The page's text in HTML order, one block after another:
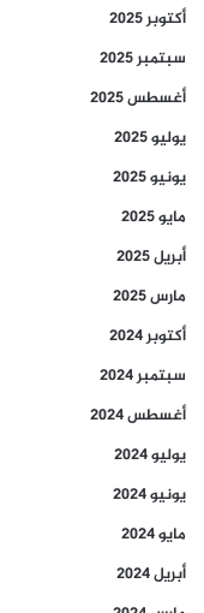
أكتوبر 2025
سبتمبر 2025
أغسطس 2025
يوليو 2025
يونيو 2025
مايو 2025
أبريل 2025
مارس 2025
أكتوبر 2024
سبتمبر 2024
أغسطس 2024
يوليو 2024
يونيو 2024
مايو 2024
أبريل 2024